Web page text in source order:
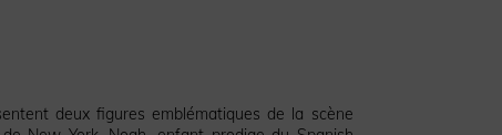
deux figures emblématiques de la scène